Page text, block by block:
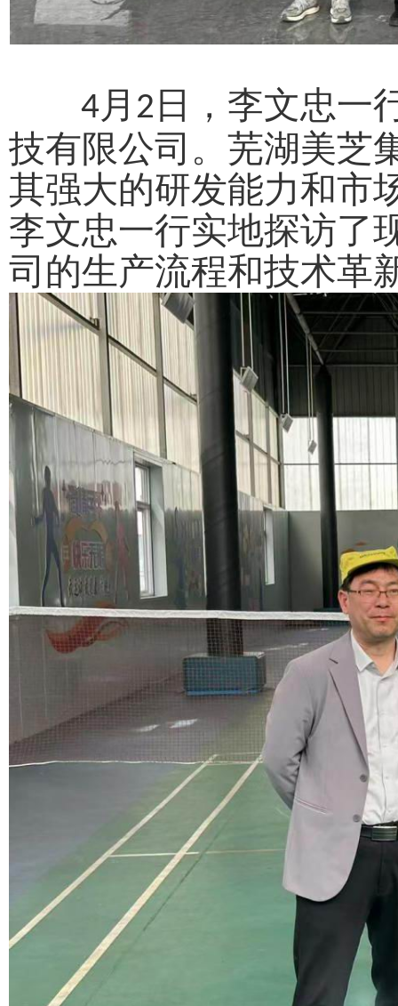
4 月 2 日， 李文忠一
技有限公司。芜湖美芝
其强大的研发能力和市
李文忠一行实地探访了
司的生产流程和技术革